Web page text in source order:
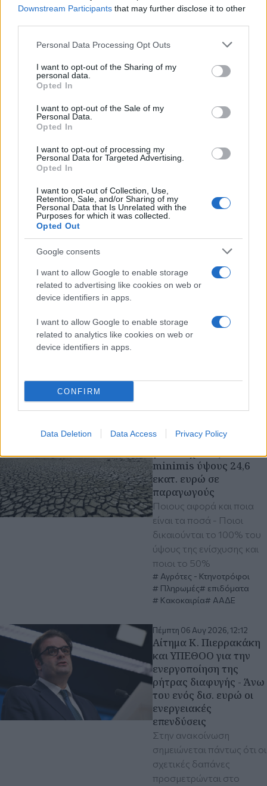
Downstream Participants that may further disclose it to other
Please note that this website/app uses one or more Google
not limited to your visit or usage behaviour. You may click to
grant or deny consent to Google and its third-party tags to
use your data for below specified purposes in below Google
consent section.
Personal Data Processing Opt Outs
I want to opt-out of the Sharing of my
personal data.
Opted In
I want to opt-out of the Sale of my
Personal Data.
Opted In
I want to opt-out of processing my
Personal Data for Targeted Advertising.
Opted In
I want to opt-out of Collection, Use,
Retention, Sale, and/or Sharing of my
Personal Data that Is Unrelated with the
Purposes for which it was collected.
Opted Out
Google consents
I want to allow Google to enable storage
related to advertising like cookies on web or
device identifiers in apps.
I want to allow Google to enable storage
related to analytics like cookies on web or
device identifiers in apps.
CONFIRM
Data Deletion Data Access Privacy Policy
Διαβάστε περισσότερα
Κυβερνητική Επιτροπή
Βιομηχανίας - Αναγκαίο
ένα συνεκτικό σχέδιο
κυβερνητικής πολιτικής»,
τονίζει ο Σύνδεσμος
επιχειρείν
Πέμπτη 06 Αυγ 2026, 13:12
Άνοιξε η πλατφόρμα
για ενισχύσεις de
minimis ύψους 24,6
εκατ. ευρώ σε
παραγωγούς
Ποιους αφορά και ποια
είναι τα ποσά - Ποιοι
δικαιούνται το 100% του
ύψους της ενίσχυσης και
ποιοι το 50%
Αγρότες - Κτηνοτρόφοι
Πληρωμές
επιδόματα
Κακοκαιρία
ΑΑΔΕ
Πέμπτη 06 Αυγ 2026, 12:12
Αίτημα Κ. Πιερρακάκη
και ΥΠΕΘΟΟ για την
ενεργοποίηση της
ρήτρας διαφυγής - Άνω
του ενός δισ. ευρώ οι
ενεργειακές
επενδύσεις
Στην ανακοίνωση
σημειώνεται πάντως ότι οι
σχετικές δαπάνες
προσμετρώνται στο